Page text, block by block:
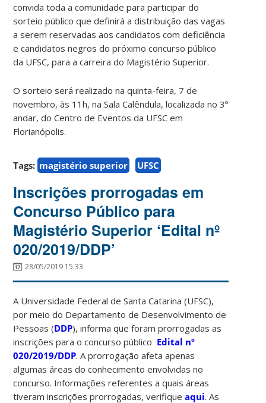
convida toda a comunidade para participar do
sorteio público que definirá a distribuição das vagas
a serem reservadas aos candidatos com deficiência
e candidatos negros do próximo concurso público
da UFSC, para a carreira do Magistério Superior.
O sorteio será realizado na quinta-feira, 7 de
novembro, às 11h, na Sala Calêndula, localizada no 3º
andar, do Centro de Eventos da UFSC em
Florianópolis.
Tags: magistério superior UFSC
Inscrições prorrogadas em
Concurso Público para
Magistério Superior ‘Edital nº
020/2019/DDP’
28/05/2019 15:33
A Universidade Federal de Santa Catarina (UFSC),
por meio do Departamento de Desenvolvimento de
Pessoas (DDP), informa que foram prorrogadas as
inscrições para o concurso público Edital nº
020/2019/DDP. A prorrogação afeta apenas
algumas áreas do conhecimento envolvidas no
concurso. Informações referentes a quais áreas
tiveram inscrições prorrogadas, verifiqueaqui. As